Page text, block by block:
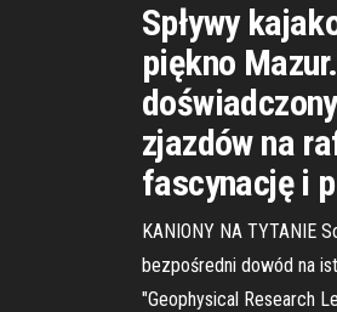
Spływy
piękno
zjazdów na
fascynację i
KANIONY NA TYTANIE
bezpośredni dowód na
"Geophysical Research